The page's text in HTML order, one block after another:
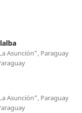
Asunción”, Paraguay
Asunción”, Paraguay